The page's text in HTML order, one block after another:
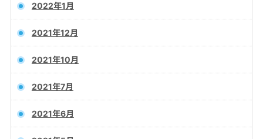
2022年1月
2021年12月
2021年10月
2021年7月
2021年6月